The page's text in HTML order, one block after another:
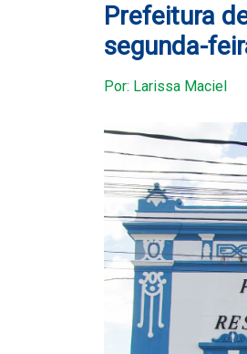
Prefeitura
segunda-
Por: Larissa Maciel